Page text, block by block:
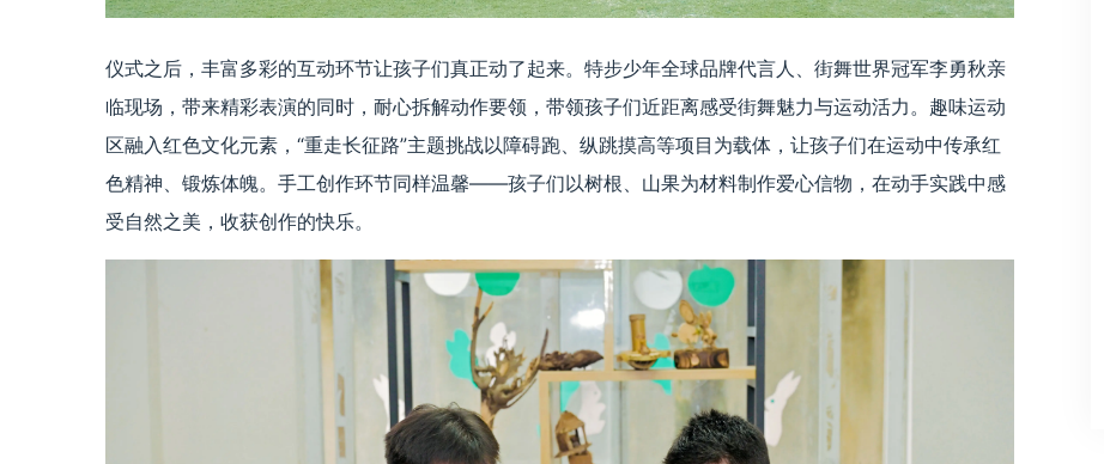
仪式之后，丰富多彩的互动环节让孩子们真正动了起来。特步少年全球品牌代言人、街舞世界冠军李勇秋亲
临现场，带来精彩表演的同时，耐心拆解动作要领，带领孩子们近距离感受街舞魅力与运动活力。趣味运动
区融入红色文化元素，“重走长征路”主题挑战以障碍跑、纵跳摸高等项目为载体，让孩子们在运动中传承红
色精神、锻炼体魄。手工创作环节同样温馨——孩子们以树根、山果为材料制作爱心信物，在动手实践中感
受自然之美，收获创作的快乐。